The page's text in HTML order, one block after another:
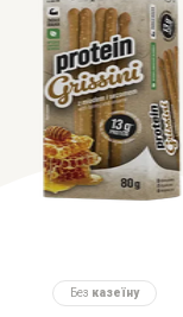
Без казеїну